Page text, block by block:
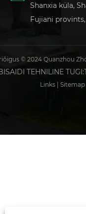
Shanxia küla,
Fujiani
© 2024 Quanzhou
TEHNILINE TUGI:
Links Sitemap